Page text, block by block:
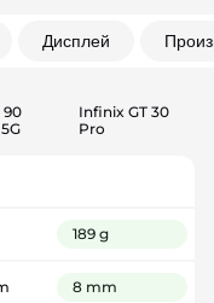
Дисплей
90
Infinix GT 30
Pro
189 g
8 mm